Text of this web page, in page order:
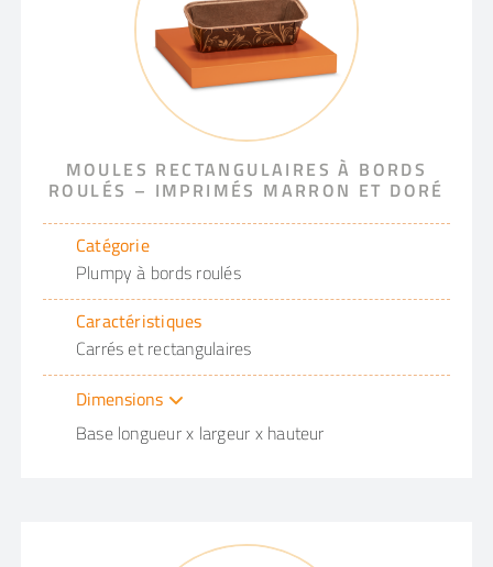
MOULES RECTANGULAIRES À BORDS
ROULÉS – IMPRIMÉS MARRON ET DORÉ
Catégorie
Plumpy à bords roulés
Caractéristiques
Carrés et rectangulaires
Dimensions
Base longueur x largeur x hauteur